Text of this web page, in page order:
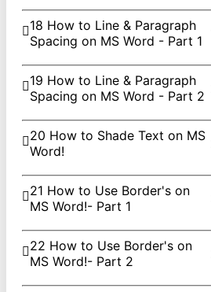
18 How to Line & Paragraph
Spacing on MS Word - Part 1
19 How to Line & Paragraph
Spacing on MS Word - Part 2
20 How to Shade Text on MS
Word!
21 How to Use Border's on
MS Word!- Part 1
22 How to Use Border's on
MS Word!- Part 2